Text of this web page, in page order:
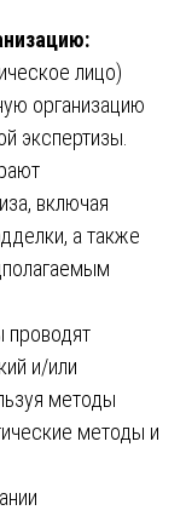
лицо)
организацию
экспертизы.
включая
а также
проводят
и/или
методы
методы и